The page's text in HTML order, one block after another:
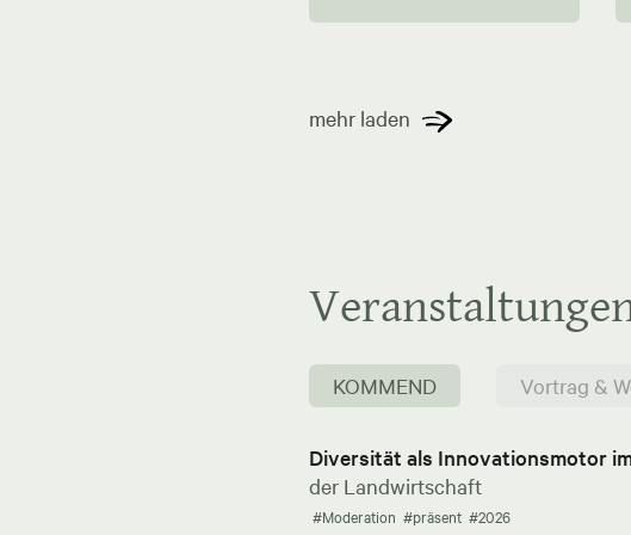
mehr laden
KOMMEND Vortrag &
Diversität als Innovationsmotor
der Landwirtschaft
#Moderation #präsent #2026